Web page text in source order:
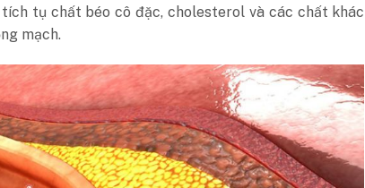
tụ chất béo cô đặc, cholesterol và các chất khác
mạch.